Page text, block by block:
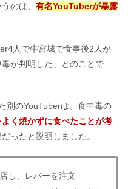
のは、 有名YouTuberが暴露
人で牛宮城で食事後2人が
が判明した」とのことで
別のYouTuberは、食中毒の
よく焼かずに食べたことが考
ったと説明しました。
し、レバーを注文